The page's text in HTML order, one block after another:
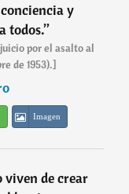
y
todos.”
por el asalto al
de 1953).]
Imagen
viven de crear